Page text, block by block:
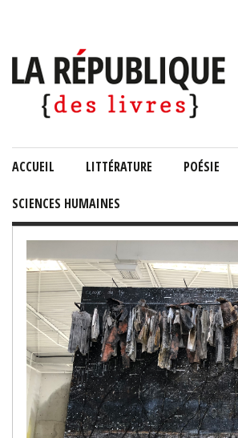
ACCUEIL LITTÉRATURE POÉSIE
SCIENCES HUMAINES